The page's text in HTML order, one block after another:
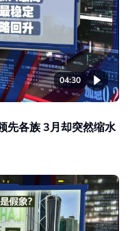
04:30
先各族 3月却突然缩水